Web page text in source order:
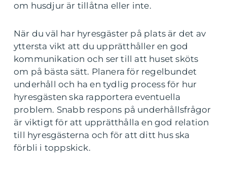
om husdjur är tillåtna eller inte.
När du väl har hyresgäster på plats är det av
yttersta vikt att du upprätthåller en god
kommunikation och ser till att huset sköts
om på bästa sätt. Planera för regelbundet
underhåll och ha en tydlig process för hur
hyresgästen ska rapportera eventuella
problem. Snabb respons på underhållsfrågor
är viktigt för att upprätthålla en god relation
till hyresgästerna och för att ditt hus ska
förbli i toppskick.